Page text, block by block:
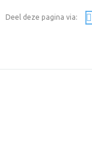
Deel deze pagina via: